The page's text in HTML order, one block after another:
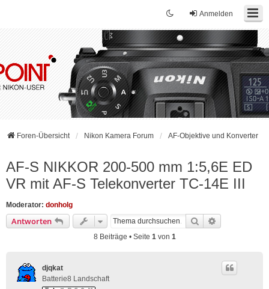
Anmelden
Foren-Übersicht Nikon Kamera Forum AF-Objektive und Konverter
AF-S NIKKOR 200-500 mm 1:5,6E ED
VR mit AF-S Telekonverter TC-14E III
Moderator: donholg
Antworten Suche
8 Beiträge • Seite 1von 1
djqkat
Batterie8 Landschaft